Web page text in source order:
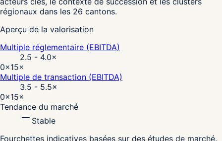
régionaux dans les 26 cantons.
Aperçu de la valorisation
Multiple réglementaire (EBITDA)
2.5 - 4.0×
0×15×
Multiple de transaction (EBITDA)
3.5 - 5.5×
0×15×
Tendance du marché
Stable
Fourchettes indicatives basées sur des études de marché.